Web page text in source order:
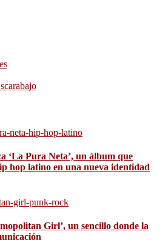
‘La Pura Neta’, un álbum que
hop latino en una nueva identidad
Girl’, un sencillo donde la